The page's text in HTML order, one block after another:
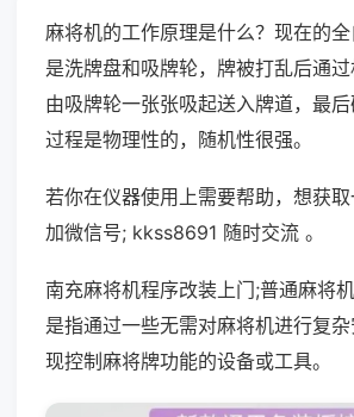
麻将机的工作原理是什么？现在的
是洗牌盘和吸牌轮，牌被打乱后通
由吸牌轮一张张吸起送入牌道，最
过程是物理性的，随机性很强。
若你在仪器使用上需要帮助，想获
加微信号; kkss8691 随时交流 。
南充麻将机程序改装上门;普通麻将
是指通过一些无需对麻将机进行复
现控制麻将牌功能的设备或工具。